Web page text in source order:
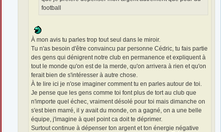
football
À mon avis tu parles trop tout seul dans le miroir.
Tu n'as besoin d'être convaincu par personne Cédric, tu fais partie
des gens qui dénigrent notre club en permanence et expliquent à
tout le monde qu'on est de la merde, qu'on arrivera à rien et qu'on
ferait bien de s'intéresser à autre chose.
À te lire ici je n'ose imaginer comment tu en parles autour de toi.
Je pense que les gens comme toi font plus de tort au club que
n'importe quel échec, vraiment désolé pour toi mais dimanche on
s'est bien marré, il y avait du monde, on a gagné, on a une belle
équipe, j'imagine à quel point ca doit te déprimer.
Surtout continue à dépenser ton argent et ton énergie négative